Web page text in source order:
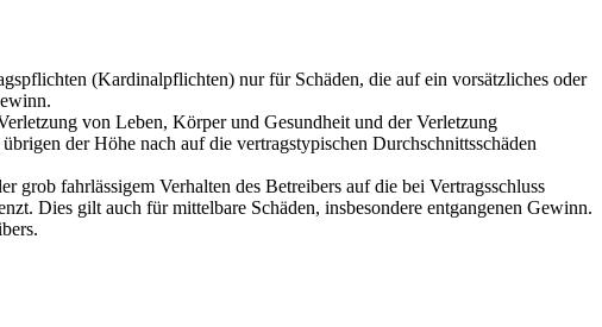
(Kardinalpflichten) nur für Schäden, die auf ein vorsätzliches oder
von Leben, Körper und Gesundheit und der Verletzung
der Höhe nach auf die vertragstypischen Durchschnittsschäden
fahrlässigem Verhalten des Betreibers auf die bei Vertragsschluss
Dies gilt auch für mittelbare Schäden, insbesondere entgangenen Gewinn.